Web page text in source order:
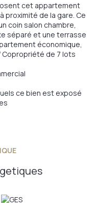
cet appartement
proximité de la gare. Ce
coin salon chambre,
séparé et une terrasse
économique,
de 7 lots
ce bien est exposé